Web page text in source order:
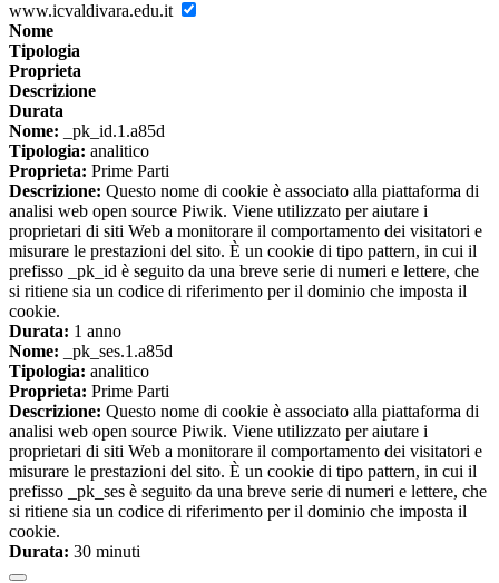
www.icvaldivara.edu.it
Nome
Tipologia
Proprieta
Descrizione
Durata
Nome: _pk_id.1.a85d
Tipologia: analitico
Proprieta: Prime Parti
Descrizione: Questo nome di cookie è associato alla piattaforma di
analisi web open source Piwik. Viene utilizzato per aiutare i
proprietari di siti Web a monitorare il comportamento dei visitatori e
misurare le prestazioni del sito. È un cookie di tipo pattern, in cui il
prefisso _pk_id è seguito da una breve serie di numeri e lettere, che
si ritiene sia un codice di riferimento per il dominio che imposta il
cookie.
Durata: 1 anno
Nome: _pk_ses.1.a85d
Tipologia: analitico
Proprieta: Prime Parti
Descrizione: Questo nome di cookie è associato alla piattaforma di
analisi web open source Piwik. Viene utilizzato per aiutare i
proprietari di siti Web a monitorare il comportamento dei visitatori e
misurare le prestazioni del sito. È un cookie di tipo pattern, in cui il
prefisso _pk_ses è seguito da una breve serie di numeri e lettere, che
si ritiene sia un codice di riferimento per il dominio che imposta il
cookie.
Durata: 30 minuti